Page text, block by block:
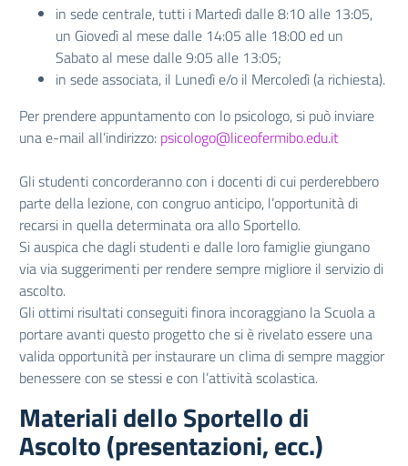
in sede centrale, tutti i Martedì dalle 8:10 alle 13:05,
un Giovedì al mese dalle 14:05 alle 18:00 ed un
Sabato al mese dalle 9:05 alle 13:05;
in sede associata, il Lunedì e/o il Mercoledì (a richiesta).
Per prendere appuntamento con lo psicologo, si può inviare
una e-mail all’indirizzo: psicologo@liceofermibo.edu.it
Gli studenti concorderanno con i docenti di cui perderebbero
parte della lezione, con congruo anticipo, l’opportunità di
recarsi in quella determinata ora allo Sportello.
Si auspica che dagli studenti e dalle loro famiglie giungano
via via suggerimenti per rendere sempre migliore il servizio di
ascolto.
Gli ottimi risultati conseguiti finora incoraggiano la Scuola a
portare avanti questo progetto che si è rivelato essere una
valida opportunità per instaurare un clima di sempre maggior
benessere con se stessi e con l’attività scolastica.
Materiali dello Sportello di
Ascolto (presentazioni, ecc.)